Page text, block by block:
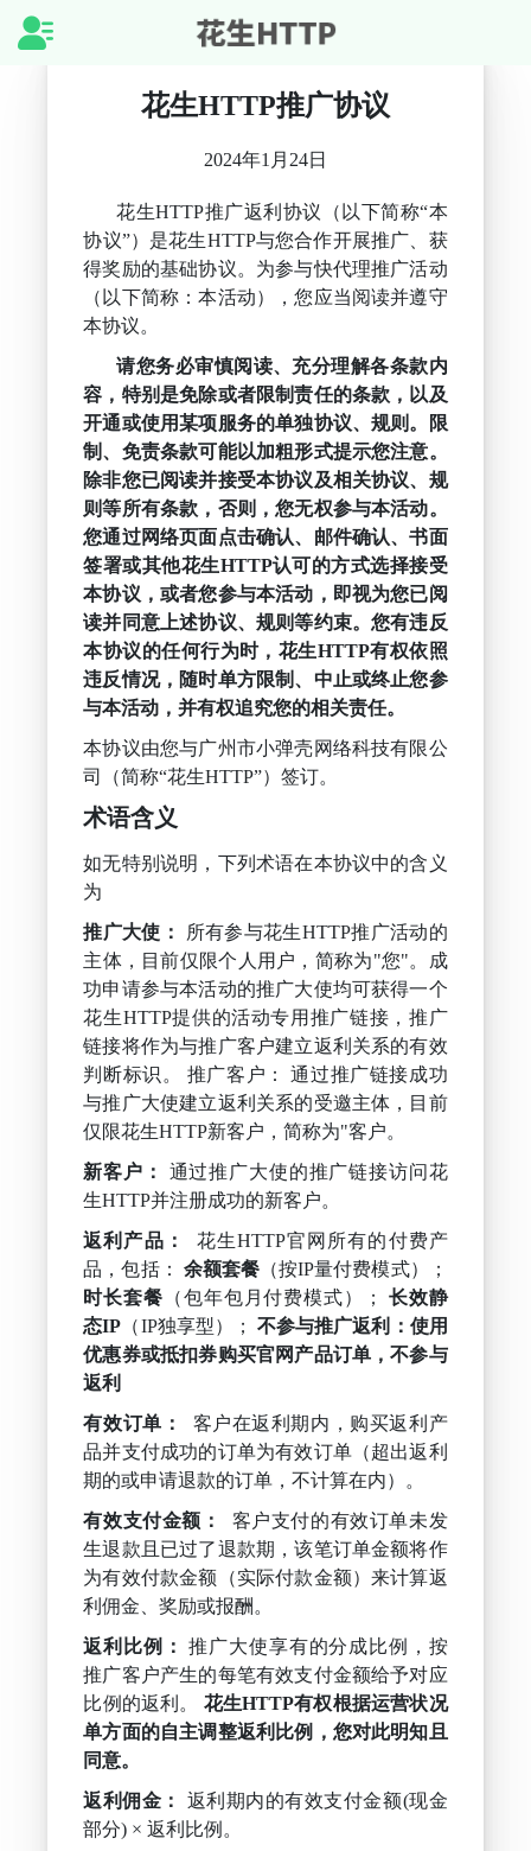
套餐购买
客户端下载
推广返利
代码示例
帮助中心
花生代理 (一键换IP)
花生HTTP推广协议
2024年1月24日
花生HTTP推广返利协议（以下简称“本
协议”）是花生HTTP与您合作开展推广、获
得奖励的基础协议。为参与快代理推广活动
（以下简称：本活动），您应当阅读并遵守
本协议。
请您务必审慎阅读、充分理解各条款内
容，特别是免除或者限制责任的条款，以及
开通或使用某项服务的单独协议、规则。限
制、免责条款可能以加粗形式提示您注意。
除非您已阅读并接受本协议及相关协议、规
则等所有条款，否则，您无权参与本活动。
您通过网络页面点击确认、邮件确认、书面
签署或其他花生HTTP认可的方式选择接受
本协议，或者您参与本活动，即视为您已阅
读并同意上述协议、规则等约束。您有违反
本协议的任何行为时，花生HTTP有权依照
违反情况，随时单方限制、中止或终止您参
与本活动，并有权追究您的相关责任。
本协议由您与广州市小弹壳网络科技有限公
司（简称“花生HTTP”）签订。
术语含义
如无特别说明，下列术语在本协议中的含义
为
推广大使：
所有参与花生HTTP推广活动的
主体，目前仅限个人用户，简称为"您"。成
功申请参与本活动的推广大使均可获得一个
花生HTTP提供的活动专用推广链接，推广
链接将作为与推广客户建立返利关系的有效
判断标识。 推广客户： 通过推广链接成功
与推广大使建立返利关系的受邀主体，目前
仅限花生HTTP新客户，简称为"客户。
新客户：
通过推广大使的推广链接访问花
生HTTP并注册成功的新客户。
返利产品：
花生HTTP官网所有的付费产
品，包括： 余额套餐 （按IP量付费模式）；
时长套餐 （包年包月付费模式）； 长效静
态IP （IP独享型）； 不参与推广返利：使用
优惠券或抵扣券购买官网产品订单，不参与
返利
有效订单：
客户在返利期内，购买返利产
品并支付成功的订单为有效订单（超出返利
期的或申请退款的订单，不计算在内）。
有效支付金额：
客户支付的有效订单未发
生退款且已过了退款期，该笔订单金额将作
为有效付款金额（实际付款金额）来计算返
利佣金、奖励或报酬。
返利比例：
推广大使享有的分成比例，按
推广客户产生的每笔有效支付金额给予对应
比例的返利。 花生HTTP有权根据运营状况
单方面的自主调整返利比例，您对此明知且
同意。
返利佣金：
返利期内的有效支付金额(现金
部分) × 返利比例。